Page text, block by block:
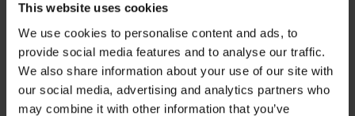
This website uses cookies
We use cookies to personalise content and ads, to
provide social media features and to analyse our traffic.
We also share information about your use of our site with
our social media, advertising and analytics partners who
may combine it with other information that you’ve
Разпродажба -70%
-20 % GET20
Дамска блуза Resta
-20 % GET20
Памучна блуза Pieces